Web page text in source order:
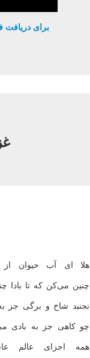
برای دریافت
هلا ای آب حیوان از
چنین می‌كن كه تا بادا
نجنبد شاخ و برگی جز
چو كاهی جز به بادی
همه اجزای عالم